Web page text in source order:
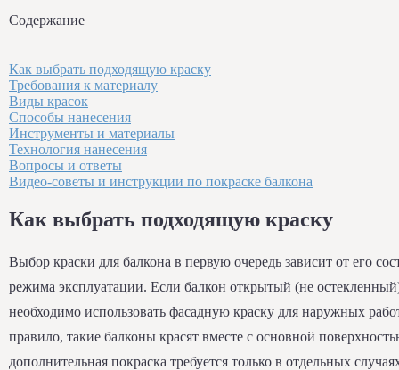
Содержание
Как выбрать подходящую краску
Требования к материалу
Виды красок
Способы нанесения
Инструменты и материалы
Технология нанесения
Вопросы и ответы
Видео-советы и инструкции по покраске балкона
Как выбрать подходящую краску
Выбор краски для балкона в первую очередь зависит от его
режима эксплуатации. Если балкон открытый (не
необходимо использовать фасадную краску для наружных
правило, такие балконы красят вместе с основной
дополнительная покраска требуется только в отдельных